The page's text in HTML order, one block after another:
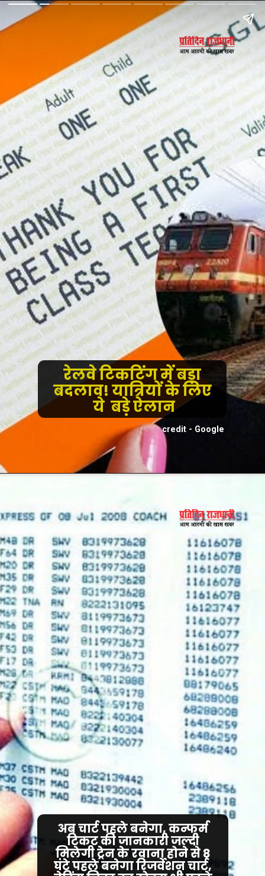
रेलवे टिकटिंग में बड़ा
बदलाव! यात्रियों के लिए
ये बड़े ऐलान
credit - Google
अब चार्ट पहले बनेगा, कन्फर्म
टिकट की जानकारी जल्दी
मिलेगी ट्रेन के रवाना होने से 8
घंटे पहले बनेगा रिजर्वेशन चार्ट,